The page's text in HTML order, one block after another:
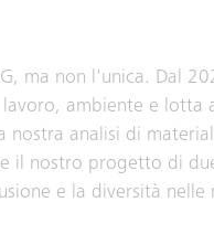
ma non l'unica. Dal
ambiente e
nostra analisi di
il nostro progetto di
e la diversità